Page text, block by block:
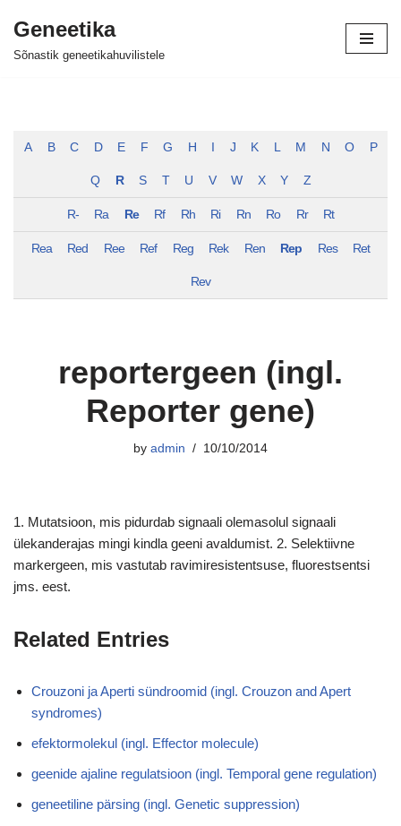
Skip
Geneetika
Sõnastik geneetikahuvilistele
A B C D E F G H J K L M N O P
Q R S T U V W X Y Z
R- Ra Re Rf Rh Ri Rn Ro Rr Rt
Rea Red Ree Ref Reg Rek Ren Rep Res Ret
Rev
reportergeen (ingl.
Reporter gene)
by admin 10/10/2014
1. Mutatsioon, mis pidurdab signaali olemasolul signaali
ülekanderajas mingi kindla geeni avaldumist. 2. Selektiivne
markergeen, mis vastutab ravimiresistentsuse, fluorestsentsi
jms. eest.
Related Entries
Crouzoni ja Aperti sündroomid (ingl. Crouzon and Apert
syndromes)
efektormolekul (ingl. Effector molecule)
geenide ajaline regulatsioon (ingl. Temporal gene regulation)
geneetiline pärsing (ingl. Genetic suppression)